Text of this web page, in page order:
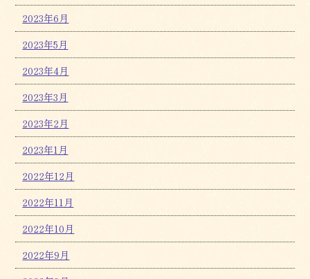
2023年6月
2023年5月
2023年4月
2023年3月
2023年2月
2023年1月
2022年12月
2022年11月
2022年10月
2022年9月